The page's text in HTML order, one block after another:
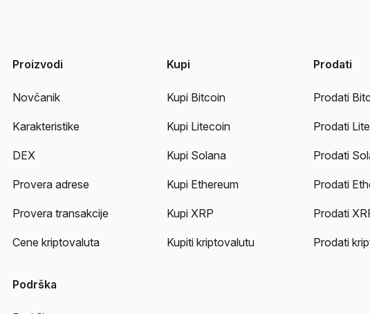
Proizvodi
Novčanik
Karakteristike
DEX
Provera adrese
Provera transakcije
Cene kriptovaluta
Kupi
Kupi Bitcoin
Kupi Litecoin
Kupi Solana
Kupi Ethereum
Kupi XRP
Kupiti kriptovalutu
Prodati
Prodati
Prodati
Prodati
Prodati
Prodati
Prodati
Podrška